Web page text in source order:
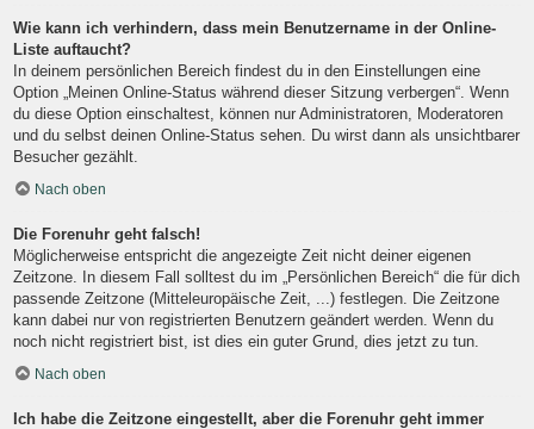
Wie kann ich verhindern, dass mein Benutzername in der Online-
Liste auftaucht?
In deinem persönlichen Bereich findest du in den Einstellungen eine
Option „Meinen Online-Status während dieser Sitzung verbergen“. Wenn
du diese Option einschaltest, können nur Administratoren, Moderatoren
und du selbst deinen Online-Status sehen. Du wirst dann als unsichtbarer
Besucher gezählt.
Nach oben
Die Forenuhr geht falsch!
Möglicherweise entspricht die angezeigte Zeit nicht deiner eigenen
Zeitzone. In diesem Fall solltest du im „Persönlichen Bereich“ die für dich
passende Zeitzone (Mitteleuropäische Zeit, ...) festlegen. Die Zeitzone
kann dabei nur von registrierten Benutzern geändert werden. Wenn du
noch nicht registriert bist, ist dies ein guter Grund, dies jetzt zu tun.
Nach oben
Ich habe die Zeitzone eingestellt, aber die Forenuhr geht immer